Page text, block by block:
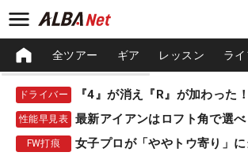
全ツアー ギア レッスン ライ
ドライバー
性能早見表 最新アイアンはロフト角で選べ
FW打痕 女子プロが「ややトウ寄り」